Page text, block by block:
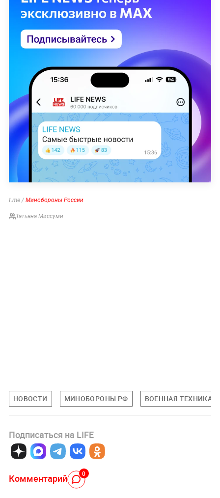
t.me / Минобороны России
Татьяна Миссуми
НОВОСТИ МИНОБОРОНЫ РФ ВОЕННАЯ ТЕХНИКА
Подписаться на LIFE
Комментарий 0